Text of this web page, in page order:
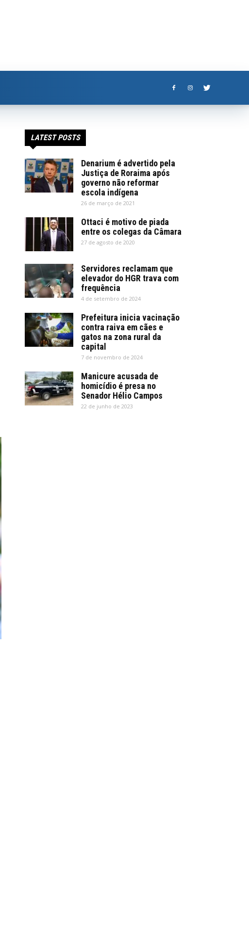
LATEST POSTS
Denarium é advertido pela
Justiça de Roraima após
governo não reformar
escola indígena
26 de março de 2021
Ottaci é motivo de piada
entre os colegas da Câmara
27 de agosto de 2020
Servidores reclamam que
elevador do HGR trava com
frequência
4 de setembro de 2024
Prefeitura inicia vacinação
contra raiva em cães e
gatos na zona rural da
capital
7 de novembro de 2024
Manicure acusada de
homicídio é presa no
Senador Hélio Campos
22 de junho de 2023